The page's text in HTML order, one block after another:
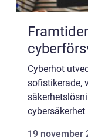
Cyberhot
sofistikerade,
19 november